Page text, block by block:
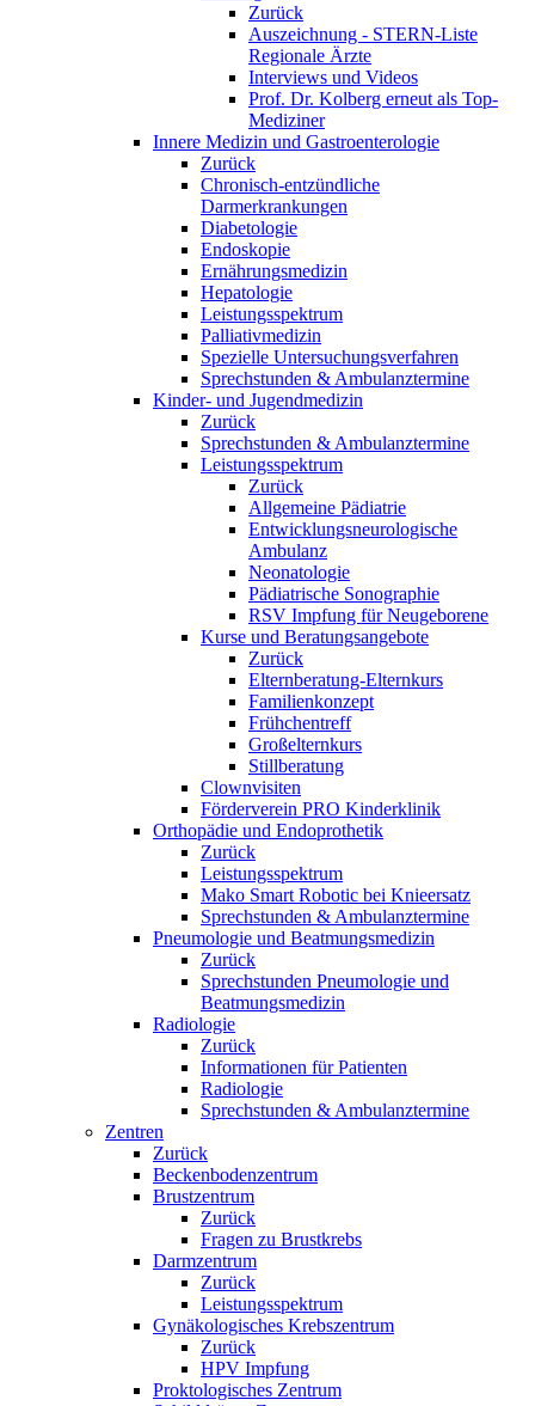
Zurück
Auszeichnung - STERN-Liste
Regionale Ärzte
Interviews und Videos
Prof. Dr. Kolberg erneut als Top-
Mediziner
Innere Medizin und Gastroenterologie
Zurück
Chronisch-entzündliche
Darmerkrankungen
Diabetologie
Endoskopie
Ernährungsmedizin
Hepatologie
Leistungsspektrum
Palliativmedizin
Spezielle Untersuchungsverfahren
Sprechstunden & Ambulanztermine
Kinder- und Jugendmedizin
Zurück
Sprechstunden & Ambulanztermine
Leistungsspektrum
Zurück
Allgemeine Pädiatrie
Entwicklungsneurologische
Ambulanz
Neonatologie
Pädiatrische Sonographie
RSV Impfung für Neugeborene
Kurse und Beratungsangebote
Zurück
Elternberatung-Elternkurs
Familienkonzept
Frühchentreff
Großelternkurs
Stillberatung
Clownvisiten
Förderverein PRO Kinderklinik
Orthopädie und Endoprothetik
Zurück
Leistungsspektrum
Mako Smart Robotic bei Knieersatz
Sprechstunden & Ambulanztermine
Pneumologie und Beatmungsmedizin
Zurück
Sprechstunden Pneumologie und
Beatmungsmedizin
Radiologie
Zurück
Informationen für Patienten
Radiologie
Sprechstunden & Ambulanztermine
Zentren
Zurück
Beckenbodenzentrum
Brustzentrum
Zurück
Fragen zu Brustkrebs
Darmzentrum
Zurück
Leistungsspektrum
Gynäkologisches Krebszentrum
Zurück
HPV Impfung
Proktologisches Zentrum